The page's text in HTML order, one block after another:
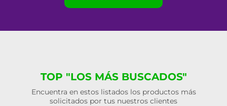
TOP "LOS MÁS BUSCADOS"
Encuentra en estos listados los productos más
solicitados por tus nuestros clientes